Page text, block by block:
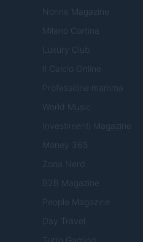
Nonne Magazine
Milano Cortina
Luxury Club
Il Calcio Online
Professione mamma
World Music
Investimenti Magazine
Money 365
Zona Nerd
B2B Magazine
People Magazine
Day Travel